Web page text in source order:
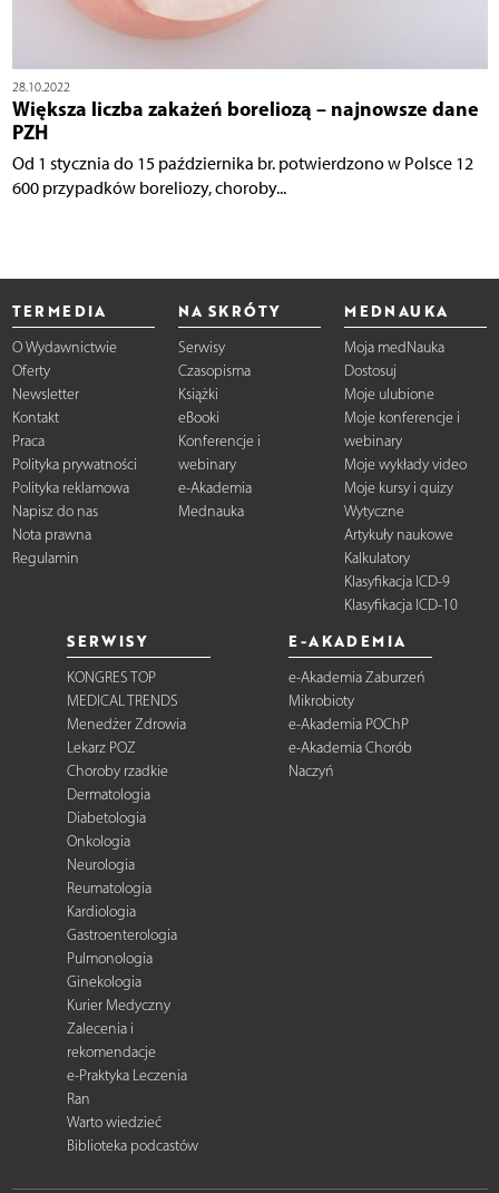
28.10.2022
Większa liczba zakażeń boreliozą – najnowsze dane
PZH
Od 1 stycznia do 15 października br. potwierdzono w Polsce 12
600 przypadków boreliozy, choroby...
TERMEDIA
O Wydawnictwie
Oferty
Newsletter
Kontakt
Praca
Polityka prywatności
Polityka reklamowa
Napisz do nas
Nota prawna
Regulamin
NA SKRÓTY
Serwisy
Czasopisma
Książki
eBooki
Konferencje i
webinary
e-Akademia
Mednauka
MEDNAUKA
Moja medNauka
Dostosuj
Moje ulubione
Moje konferencje i
webinary
Moje wykłady video
Moje kursy i quizy
Wytyczne
Artykuły naukowe
Kalkulatory
Klasyfikacja ICD-9
Klasyfikacja ICD-10
SERWISY
KONGRES TOP
MEDICAL TRENDS
Menedżer Zdrowia
Lekarz POZ
Choroby rzadkie
Dermatologia
Diabetologia
Onkologia
Neurologia
Reumatologia
Kardiologia
Gastroenterologia
Pulmonologia
Ginekologia
Kurier Medyczny
Zalecenia i
rekomendacje
e-Praktyka Leczenia
Ran
Warto wiedzieć
Biblioteka podcastów
E-AKADEMIA
e-Akademia Zaburzeń
Mikrobioty
e-Akademia POChP
e-Akademia Chorób
Naczyń